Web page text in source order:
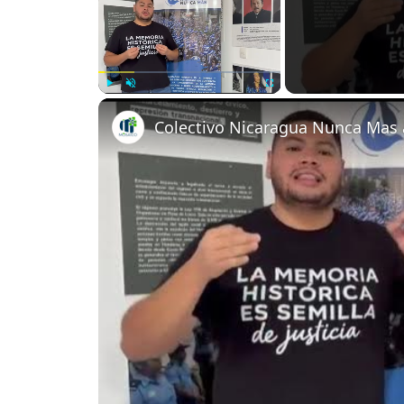
Play Unmute Fullscreen
Colectivo Nicaragua Nunca